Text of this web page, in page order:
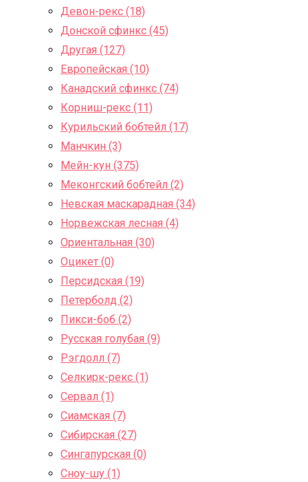
Девон-рекс (18)
Донской сфинкс (45)
Другая (127)
Европейская (10)
Канадский сфинкс (74)
Корниш-рекс (11)
Курильский бобтейл (17)
Манчкин (3)
Мейн-кун (375)
Меконгский бобтейл (2)
Невская маскарадная (34)
Норвежская лесная (4)
Ориентальная (30)
Оцикет (0)
Персидская (19)
Петерболд (2)
Пикси-боб (2)
Русская голубая (9)
Рэгдолл (7)
Селкирк-рекс (1)
Сервал (1)
Сиамская (7)
Сибирская (27)
Сингапурская (0)
Сноу-шу (1)